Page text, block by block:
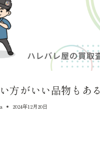
方がいい品物もある
2024年12月20日